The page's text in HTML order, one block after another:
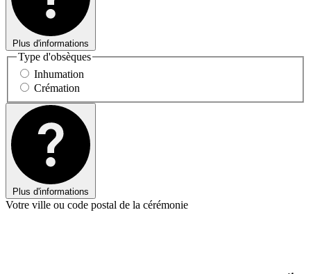
Plus d'informations
Type d'obsèques
Inhumation
Crémation
Plus d'informations
Votre ville ou code postal de la cérémonie